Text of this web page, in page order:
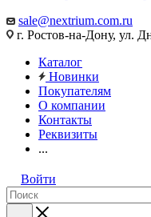
sale@nextrium.com.ru
г. Ростов-на-Дону, ул.
Каталог
Новинки
Покупателям
О компании
Контакты
Реквизиты
...
Войти